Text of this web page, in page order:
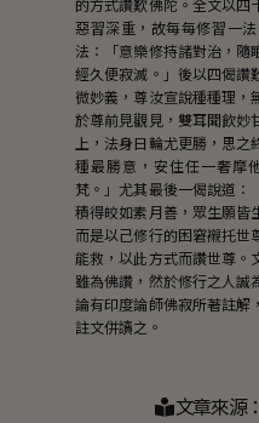
文章來源：